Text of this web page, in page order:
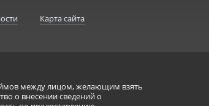
Карта сайта
между лицом, желающим взять
о внесении сведений о